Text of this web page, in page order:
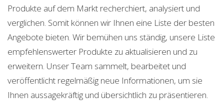
Produkte auf dem Markt recherchiert, analysiert und
verglichen. Somit können wir Ihnen eine Liste der besten
Angebote bieten. Wir bemühen uns ständig, unsere Liste
empfehlenswerter Produkte zu aktualisieren und zu
erweitern. Unser Team sammelt, bearbeitet und
veröffentlicht regelmäßig neue Informationen, um sie
Ihnen aussagekräftig und übersichtlich zu präsentieren.